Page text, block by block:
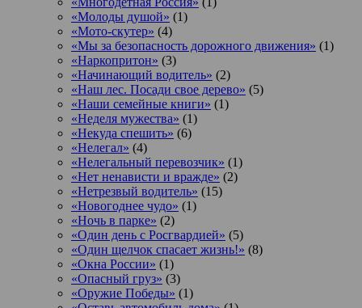
«Молоды душой» (1)
«Мото-скутер» (4)
«Мы за безопасность дорожного движения» (1)
«Наркопритон» (3)
«Начинающий водитель» (2)
«Наш лес. Посади свое дерево» (5)
«Наши семейные книги» (1)
«Неделя мужества» (1)
«Некуда спешить» (6)
«Нелегал» (4)
«Нелегальный перевозчик» (1)
«Нет ненависти и вражде» (2)
«Нетрезвый водитель» (15)
«Новогоднее чудо» (1)
«Ночь в парке» (2)
«Один день с Росгвардией» (5)
«Один щелчок спасает жизнь!» (8)
«Окна России» (1)
«Опасный груз» (3)
«Оружие Победы» (1)